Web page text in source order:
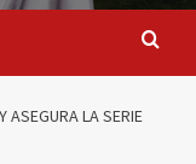
ASEGURA LA SERIE